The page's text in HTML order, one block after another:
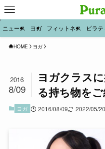
ニュース ヨガ フィットネス ピラテ
HOME ヨガ
ヨガクラス
る持ち物をご
2016
8/09
ヨガ 2016/08/09 2022/05/20